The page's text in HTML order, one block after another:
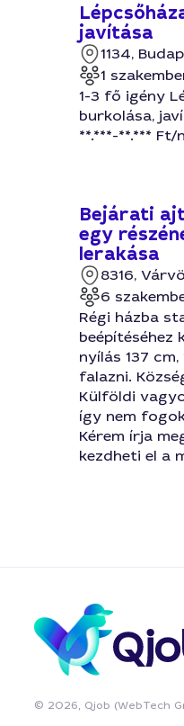
javítása
1134,
1
1-3 fő igény
burkolása,
**.***-**.*** Ft/
Bejárati
egy
lerakása
8316,
6
Régi házba
beépítéséhez
nyílás 137
falazni.
Külföldi
így nem
Kérem írja
kezdheti el a
© 2026, Qjob (WebTech